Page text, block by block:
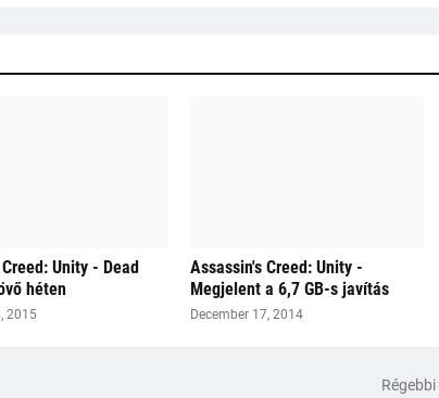
Unity - Dead
héten
2015
Assassin's Creed: Unity -
Megjelent a 6,7 GB-s javítás
December 17, 2014
Régebbi